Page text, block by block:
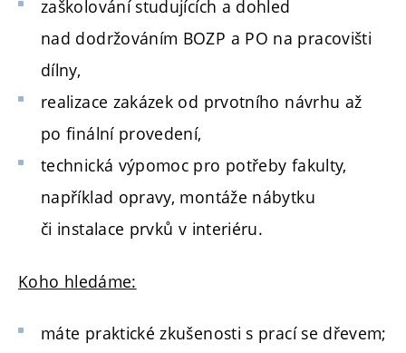
zaškolování studujících a dohled
nad dodržováním BOZP a PO na pracovišti
dílny,
realizace zakázek od prvotního návrhu až
po finální provedení,
technická výpomoc pro potřeby fakulty,
například opravy, montáže nábytku
či instalace prvků v interiéru.
Koho hledáme:
máte praktické zkušenosti s prací se dřevem;